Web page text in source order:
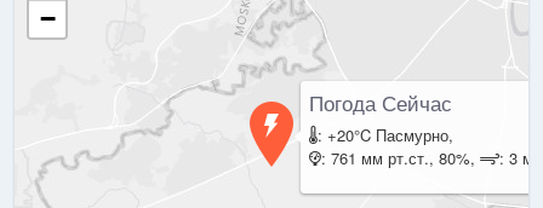
Погода Сейчас
: +20°C Пасмурно,
: 761 мм рт.ст., 80%,
: 3 м/
−